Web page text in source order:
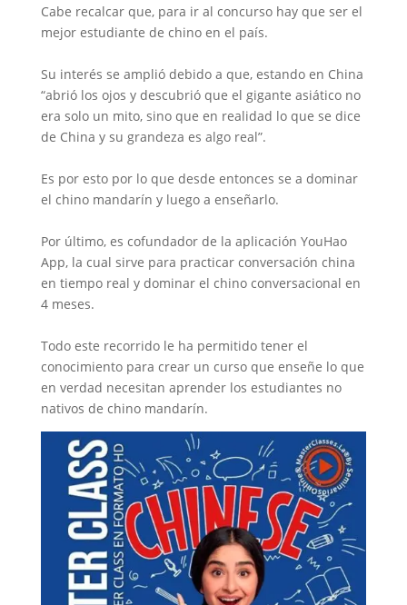
Cabe recalcar que, para ir al concurso hay que ser el
mejor estudiante de chino en el país.
Su interés se amplió debido a que, estando en China
“abrió los ojos y descubrió que el gigante asiático no
era solo un mito, sino que en realidad lo que se dice
de China y su grandeza es algo real”.
Es por esto por lo que desde entonces se a dominar
el chino mandarín y luego a enseñarlo.
Por último, es cofundador de la aplicación YouHao
App, la cual sirve para practicar conversación china
en tiempo real y dominar el chino conversacional en
4 meses.
Todo este recorrido le ha permitido tener el
conocimiento para crear un curso que enseñe lo que
en verdad necesitan aprender los estudiantes no
nativos de chino mandarín.